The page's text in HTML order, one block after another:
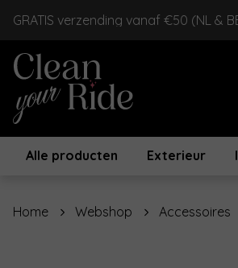
GRATIS verzending vanaf €50 (NL &
Alle producten Exterieur
Home Webshop Accessoires